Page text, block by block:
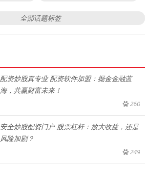
全部话题标签
配资炒股真专业 配资软件加盟：掘金金融蓝
海，共赢财富未来！
260
安全炒股配资门户 股票杠杆：放大收益，还是
风险加剧？
249